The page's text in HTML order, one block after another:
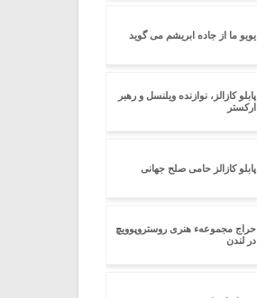
یویو ما از جاده ابریشم می گوید
پابلو کازالز، نوازنده ویلنسل و رهبر
ارکستر
پابلو کازالز حامی صلح جهانی
حراج مجموعهء هنری روستروپوویچ
در لندن